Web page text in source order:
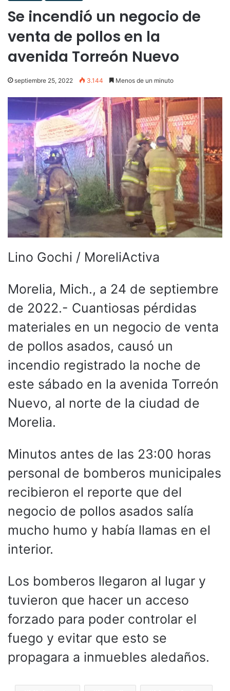
Se incendió un negocio de
venta de pollos en la
avenida Torreón Nuevo
septiembre 25, 2022 3.144 Menos de un minuto
Lino Gochi / MoreliActiva
Morelia, Mich., a 24 de septiembre
de 2022.- Cuantiosas pérdidas
materiales en un negocio de venta
de pollos asados, causó un
incendio registrado la noche de
este sábado en la avenida Torreón
Nuevo, al norte de la ciudad de
Morelia.
Minutos antes de las 23:00 horas
personal de bomberos municipales
recibieron el reporte que del
negocio de pollos asados salía
mucho humo y había llamas en el
interior.
Los bomberos llegaron al lugar y
tuvieron que hacer un acceso
forzado para poder controlar el
fuego y evitar que esto se
propagara a inmuebles aledaños.